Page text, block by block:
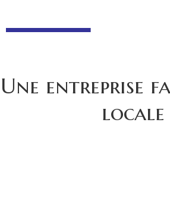
Une entreprise
locale